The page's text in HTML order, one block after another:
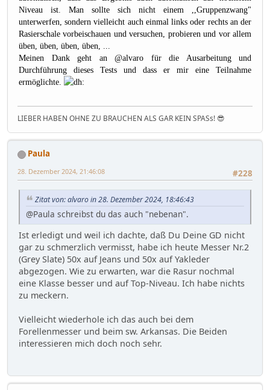
Niveau ist. Man sollte sich nicht einem ,,Gruppenzwang"
unterwerfen, sondern vielleicht auch einmal links oder rechts an der
Rasierschale vorbeischauen und versuchen, probieren und vor allem
üben, üben, üben, üben, ...
Meinen Dank geht an @alvaro für die Ausarbeitung und
Durchführung dieses Tests und dass er mir eine Teilnahme
ermöglichte.
LIEBER HABEN OHNE ZU BRAUCHEN ALS GAR KEIN SPASs! 😎
Paula
#228
28. Dezember 2024, 21:46:08
Zitat von: alvaro in 28. Dezember 2024, 18:46:43
@Paula schreibst du das auch "nebenan".
Ist erledigt und weil ich dachte, daß Du Deine GD nicht
gar zu schmerzlich vermisst, habe ich heute Messer Nr.2
(Grey Slate) 50x auf Jeans und 50x auf Yakleder
abgezogen. Wie zu erwarten, war die Rasur nochmal
eine Klasse besser und auf Top-Niveau. Ich habe nichts
zu meckern.
Vielleicht wiederhole ich das auch bei dem
Forellenmesser und beim sw. Arkansas. Die Beiden
interessieren mich doch noch sehr.